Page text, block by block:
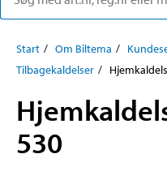
Start Om Biltema
Tilbagekaldelser
530